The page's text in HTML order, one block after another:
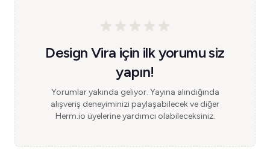
Design Vira için ilk yorumu siz
yapın!
Yorumlar yakında geliyor. Yayına alındığında
alışveriş deneyiminizi paylaşabilecek ve diğer
Herm.io üyelerine yardımcı olabileceksiniz.